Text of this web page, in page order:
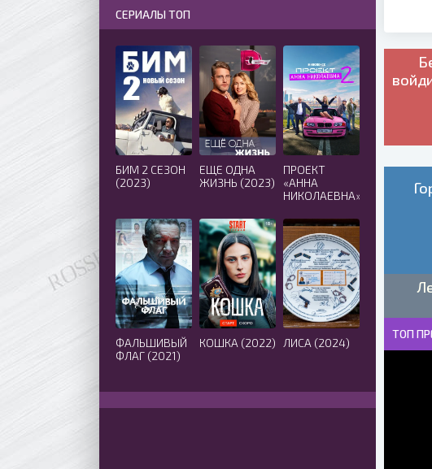
ТОП
СЕРИАЛЫ ТОП
БИМ 2 СЕЗОН
(2023)
ЕЩЕ ОДНА
ЖИЗНЬ (2023)
ПРОЕКТ
«АННА
НИКОЛАЕВНА»
(2021)
ФАЛЬШИВЫЙ
ФЛАГ (2021)
КОШКА (2022) ЛИСА (2024)